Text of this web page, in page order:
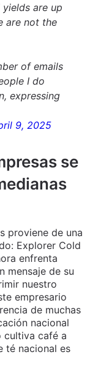
are up
are not the
of emails
I do
expressing
9, 2025
se
proviene de una
Explorer Cold
enfrenta
mensaje de su
nuestro
empresario
de muchas
nacional
cultiva café a
té nacional es